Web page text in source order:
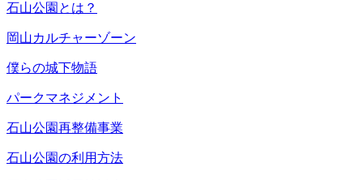
石山公園とは？
岡山カルチャーゾーン
僕らの城下物語
パークマネジメント
石山公園再整備事業
石山公園の利用方法